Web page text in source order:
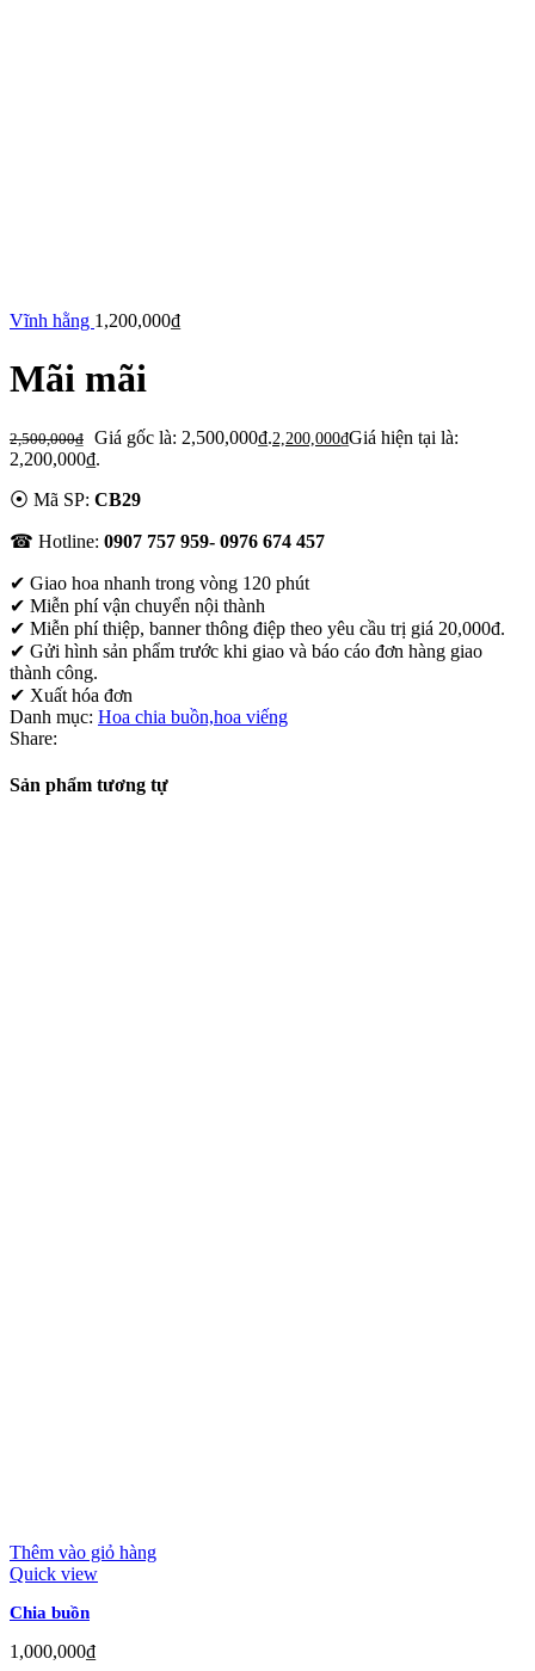
Vĩnh hằng 1,200,000₫
Mãi mãi
2,500,000₫ Giá gốc là: 2,500,000₫.2,200,000₫Giá hiện tại là:
2,200,000₫.
⦿ Mã SP: CB29
☎ Hotline: 0907 757 959- 0976 674 457
✔ Giao hoa nhanh trong vòng 120 phút
✔ Miễn phí vận chuyển nội thành
✔ Miễn phí thiệp, banner thông điệp theo yêu cầu trị giá 20,000đ.
✔ Gửi hình sản phẩm trước khi giao và báo cáo đơn hàng giao
thành công.
✔ Xuất hóa đơn
Danh mục: Hoa chia buồn,hoa viếng
Share:
Sản phẩm tương tự
Thêm vào giỏ hàng
Quick view
Chia buồn
1,000,000₫